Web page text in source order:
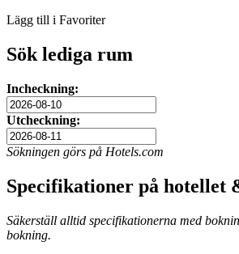
Lägg till i Favoriter
Sök lediga rum
Incheckning:
Utcheckning:
Sökningen görs på Hotels.com
Specifikationer på hotellet
Säkerställ alltid specifikationerna med
bokning.